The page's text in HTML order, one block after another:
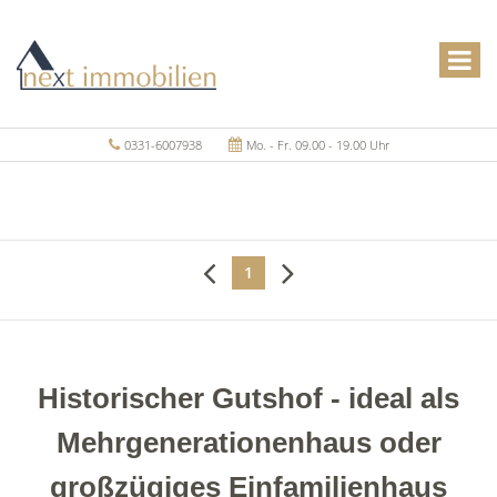
0331-6007938 Mo. - Fr. 09.00 - 19.00 Uhr
1
Historischer Gutshof - ideal als
Mehrgenerationenhaus oder
großzügiges Einfamilienhaus